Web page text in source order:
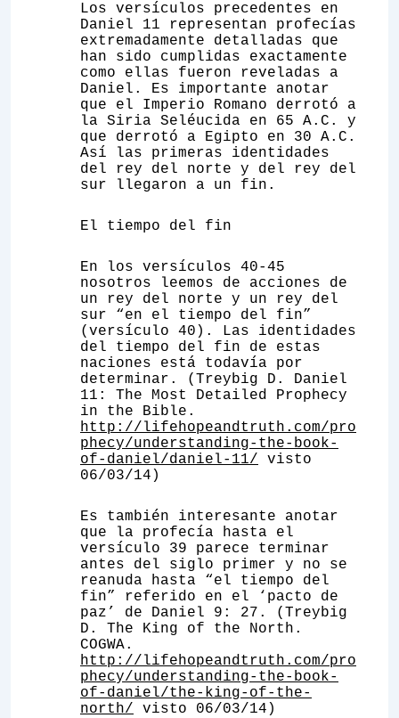
Los versículos precedentes en
Daniel 11 representan profecías
extremadamente detalladas que
han sido cumplidas exactamente
como ellas fueron reveladas a
Daniel. Es importante anotar
que el Imperio Romano derrotó a
la Siria Seléucida en 65 A.C. y
que derrotó a Egipto en 30 A.C.
Así las primeras identidades
del rey del norte y del rey del
sur llegaron a un fin.
El tiempo del fin
En los versículos 40-45
nosotros leemos de acciones de
un rey del norte y un rey del
sur “en el tiempo del fin”
(versículo 40). Las identidades
del tiempo del fin de estas
naciones está todavía por
determinar. (Treybig D. Daniel
11: The Most Detailed Prophecy
in the Bible.
http://lifehopeandtruth.com/pro
phecy/understanding-the-book-
of-daniel/daniel-11/
visto
06/03/14)
Es también interesante anotar
que la profecía hasta el
versículo 39 parece terminar
antes del siglo primer y no se
reanuda hasta “el tiempo del
fin” referido en el ‘pacto de
paz’ de Daniel 9: 27. (Treybig
D. The King of the North.
COGWA.
http://lifehopeandtruth.com/pro
phecy/understanding-the-book-
of-daniel/the-king-of-the-
north/
visto 06/03/14)